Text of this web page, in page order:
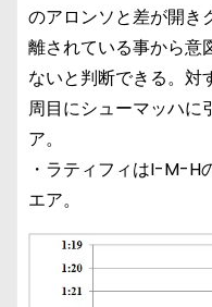
のアロンソと差が開き
離されている事から意
ないと判断できる。対
周目にシューマッハに
ア。
・ラティフィはI-M-H
エア。